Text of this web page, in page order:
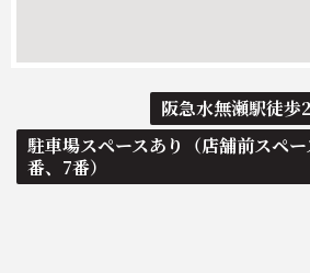
阪急水無瀬駅徒歩
駐車場スペースあり（店舗前スペ
番、7番）